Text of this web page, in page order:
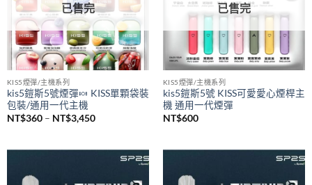
已售完
KIS5煙彈/主機系列
kis5鎧斯5號煙彈🍬 KISS單顆袋裝
包裝/通用一代主機
NT$360 – NT$3,450價
NT$360
已售完
KIS5煙彈/主機系列
kis5鎧斯5號 KISS可愛愛心煙桿主
機 通用一代煙彈
NT$600